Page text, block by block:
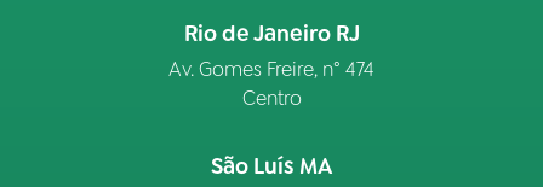
Rio de Janeiro RJ
Av. Gomes Freire, n° 474
Centro
São Luís MA